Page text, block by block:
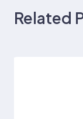
Related